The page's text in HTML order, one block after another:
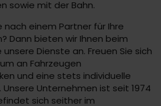
sowie mit der Bahn.
nach einem Partner für Ihre
Dann bieten wir Ihnen beim
Dienste an. Freuen Sie sich
an Fahrzeugen
und eine stets individuelle
Unternehmen ist seit 1974
sich seither im